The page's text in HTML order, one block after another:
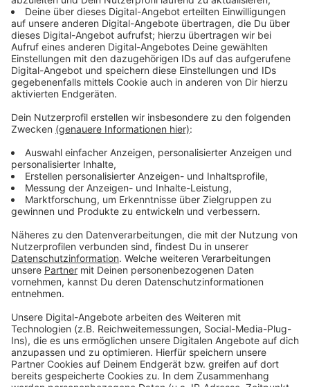
Münster hat deshalb aufgerufen, mehr Wohnungen für
Studis zur Verfügung zu stellen. Der Allgemeine
Studierendenausschuss (AStA) bietet weiterhin eine
Wohnbörse an. Bis sich die Wohnungssituation für
Studierende in Münster bessert, will der AStA das
Camp in der Turnhalle jedes Jahr veranstalten.
Anzeige
©ANTENNE MÜNSTER
In der Ballsporthalle am Horstmarer Landweg hat der
AStA Münster ein Auffang-Camp für Ersties
Anzeige
der Orientierungswoche für das Auffangcamp des
Allgemeinen Studierendenausschusses angemeldet.
Anzeige